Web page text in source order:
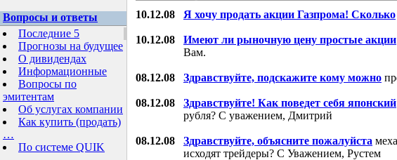
Вопросы и ответы
Последние 5
Прогнозы на будущее
О дивидендах
Информационные
Вопросы по
эмитентам
Об услугах компании
Как купить (продать)
…
По системе QUIK
10.12.08 Я хочу продать акции Газпрома! Сколько
10.12.08 Имеют ли рыночную цену простые акции
Вам.
08.12.08 Здравствуйте, подскажите кому можно
08.12.08 Здравствуйте! Как поведет себя японский
рубля? С уважением, Дмитрий
08.12.08 Здравствуйте, объясните пожалуйста
исходят трейдеры? С Уважением, Рустем